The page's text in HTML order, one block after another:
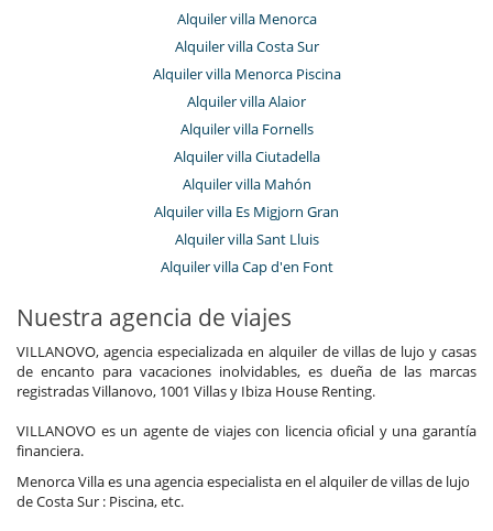
Alquiler villa Menorca
Alquiler villa Costa Sur
Alquiler villa Menorca Piscina
Alquiler villa Alaior
Alquiler villa Fornells
Alquiler villa Ciutadella
Alquiler villa Mahón
Alquiler villa Es Migjorn Gran
Alquiler villa Sant Lluis
Alquiler villa Cap d'en Font
Nuestra agencia de viajes
VILLANOVO, agencia especializada en alquiler de villas de lujo y casas
de encanto para vacaciones inolvidables, es dueña de las marcas
registradas Villanovo, 1001 Villas y Ibiza House Renting.
VILLANOVO es un agente de viajes con licencia oficial y una garantía
financiera.
Menorca Villa es una agencia especialista en el alquiler de villas de lujo
de Costa Sur : Piscina, etc.